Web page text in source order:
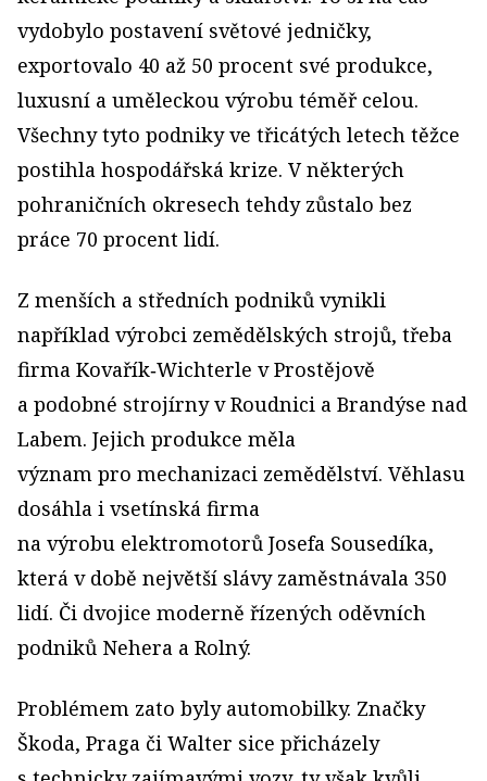
vydobylo postavení světové jedničky,
exportovalo 40 až 50 procent své produkce,
luxusní a uměleckou výrobu téměř celou.
Všechny tyto podniky ve třicátých letech těžce
postihla hospodářská krize. V některých
pohraničních okresech tehdy zůstalo bez
práce 70 procent lidí.
Z menších a středních podniků vynikli
například výrobci zemědělských strojů, třeba
firma Kovařík‑Wichterle v Prostějově
a podobné strojírny v Roudnici a Brandýse nad
Labem. Jejich produkce měla
význam pro mechanizaci zemědělství. Věhlasu
dosáhla i vsetínská firma
na výrobu elektromotorů Josefa Sousedíka,
která v době největší slávy zaměstnávala 350
lidí. Či dvojice moderně řízených oděvních
podniků Nehera a Rolný.
Problémem zato byly automobilky. Značky
Škoda, Praga či Walter sice přicházely